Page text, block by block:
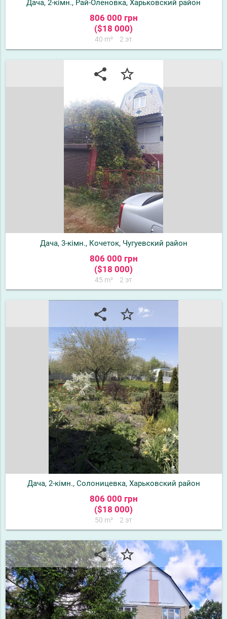
Дача, 2-кімн., Рай-Оленовка, Харьковский район
806 000 грн
($18 000)
40 m² 2 эт
share star_border
Дача, 3-кімн., Кочеток, Чугуевский район
806 000 грн
($18 000)
45 m² 2 эт
share star_border
Дача, 2-кімн., Солоницевка, Харьковский район
806 000 грн
($18 000)
50 m² 2 эт
share star_border